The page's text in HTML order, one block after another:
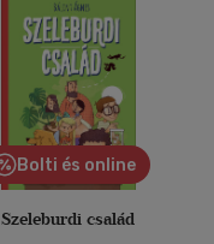
Bolti és online
Szeleburdi család